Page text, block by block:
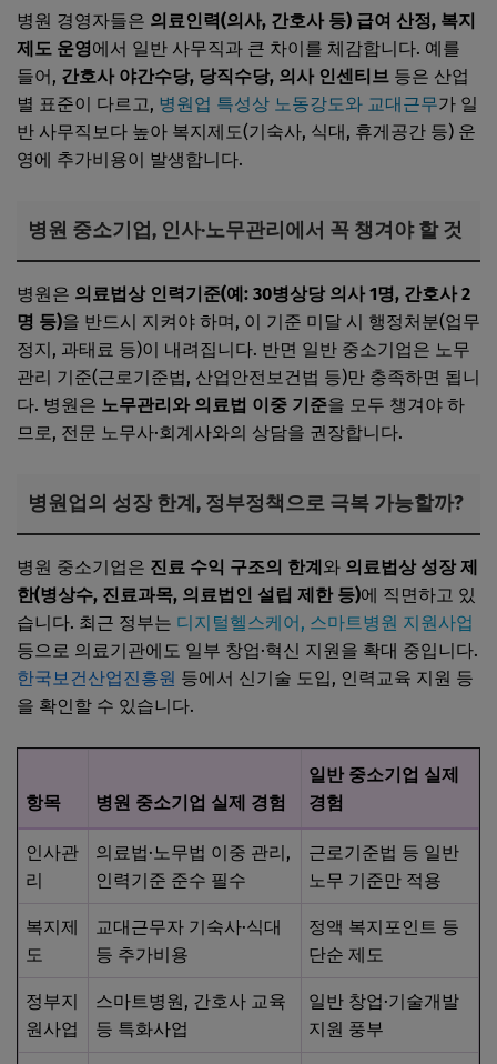
병원 경영자들은 의료인력(의사, 간호사 등) 급여 산정, 복지
제도 운영에서 일반 사무직과 큰 차이를 체감합니다. 예를
들어, 간호사 야간수당, 당직수당, 의사 인센티브 등은 산업
별 표준이 다르고, 병원업 특성상 노동강도와 교대근무가 일
반 사무직보다 높아 복지제도(기숙사, 식대, 휴게공간 등) 운
영에 추가비용이 발생합니다.
병원 중소기업, 인사·노무관리에서 꼭 챙겨야 할 것
병원은 의료법상 인력기준(예: 30병상당 의사 1명, 간호사 2
명 등)을 반드시 지켜야 하며, 이 기준 미달 시 행정처분(업무
정지, 과태료 등)이 내려집니다. 반면 일반 중소기업은 노무
관리 기준(근로기준법, 산업안전보건법 등)만 충족하면 됩니
다. 병원은 노무관리와 의료법 이중 기준을 모두 챙겨야 하
므로, 전문 노무사·회계사와의 상담을 권장합니다.
병원업의 성장 한계, 정부정책으로 극복 가능할까?
병원 중소기업은 진료 수익 구조의 한계와 의료법상 성장 제
한(병상수, 진료과목, 의료법인 설립 제한 등)에 직면하고 있
습니다. 최근 정부는 디지털헬스케어, 스마트병원 지원사업
등으로 의료기관에도 일부 창업·혁신 지원을 확대 중입니다.
한국보건산업진흥원 등에서 신기술 도입, 인력교육 지원 등
을 확인할 수 있습니다.
항목 병원 중소기업 실제 경험
일반 중소기업 실제
경험
인사관
리
의료법·노무법 이중 관리,
인력기준 준수 필수
근로기준법 등 일반
노무 기준만 적용
복지제
도
교대근무자 기숙사·식대
등 추가비용
정액 복지포인트 등
단순 제도
정부지
원사업
스마트병원, 간호사 교육
등 특화사업
일반 창업·기술개발
지원 풍부